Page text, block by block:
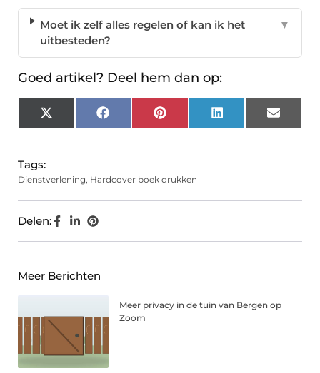
Moet ik zelf alles regelen of kan ik het
uitbesteden?
▼
Goed artikel? Deel hem dan op:
X
(Twitter)
FacebookPinterest LinkedIn Email
Tags:
Dienstverlening, Hardcover boek drukken
Delen:
Meer Berichten
Meer privacy in de tuin van Bergen op
Zoom